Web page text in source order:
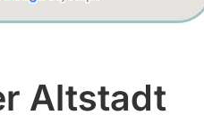
Altstadt